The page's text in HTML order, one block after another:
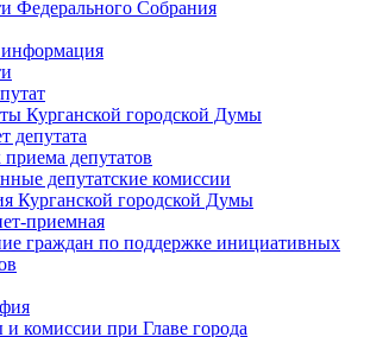
Федерального Cобрания
Курганской городской Думы
депутата
депутатов
депутатские комиссии
Курганской городской Думы
приемная
граждан по поддержке инициативных
и комиссии при Главе города